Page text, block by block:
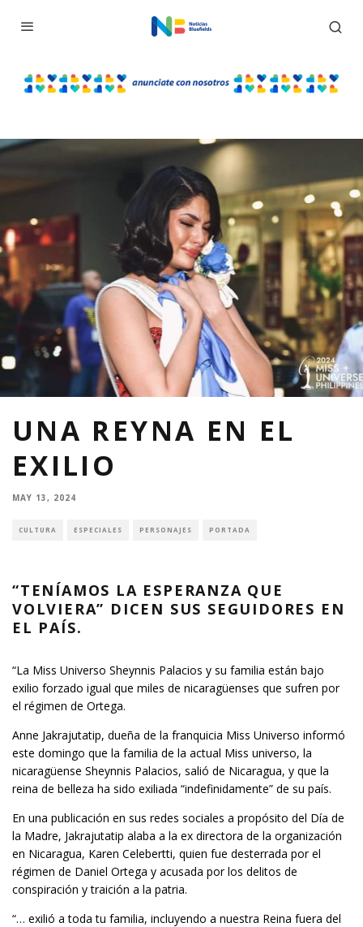
UNA REYNA EN EL
EXILIO
MAY 13, 2024
CULTURA ESPECIALES PERSONAJES PORTADA
“TENÍAMOS LA ESPERANZA QUE
VOLVIERA” DICEN SUS SEGUIDORES EN
EL PAÍS.
“La Miss Universo Sheynnis Palacios y su familia están bajo
exilio forzado igual que miles de nicaragüenses que sufren por
el régimen de Ortega.
Anne Jakrajutatip, dueña de la franquicia Miss Universo informó
este domingo que la familia de la actual Miss universo, la
nicaragüense Sheynnis Palacios, salió de Nicaragua, y que la
reina de belleza ha sido exiliada “indefinidamente” de su país.
En una publicación en sus redes sociales a propósito del Día de
la Madre, Jakrajutatip alaba a la ex directora de la organización
en Nicaragua, Karen Celebertti, quien fue desterrada por el
régimen de Daniel Ortega y acusada por los delitos de
conspiración y traición a la patria.
“… exilió a toda tu familia, incluyendo a nuestra Reina fuera del